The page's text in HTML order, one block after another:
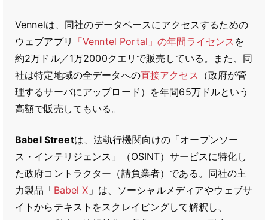
Vennelは、同社のデータベースにアクセスするための
ウェブアプリ
「Venntel Portal」の年間ライセンス を
約2万ドル／1万2000クエリで販売している。また、同
社は特定地域の全データへの直接アクセス （政府が管
理するサーバにアップロード）を年間65万ドルという
高額で販売してもいる。
Babel Streetは、法執行機関向けの「オープンソー
ス・インテリジェンス」（OSINT）サービスに特化し
た政府コントラクター（請負業者）である。同社の主
力製品「Babel X 」は、ソーシャルメディアやウェブサ
イトからテキストをスクレイピングして解釈し、